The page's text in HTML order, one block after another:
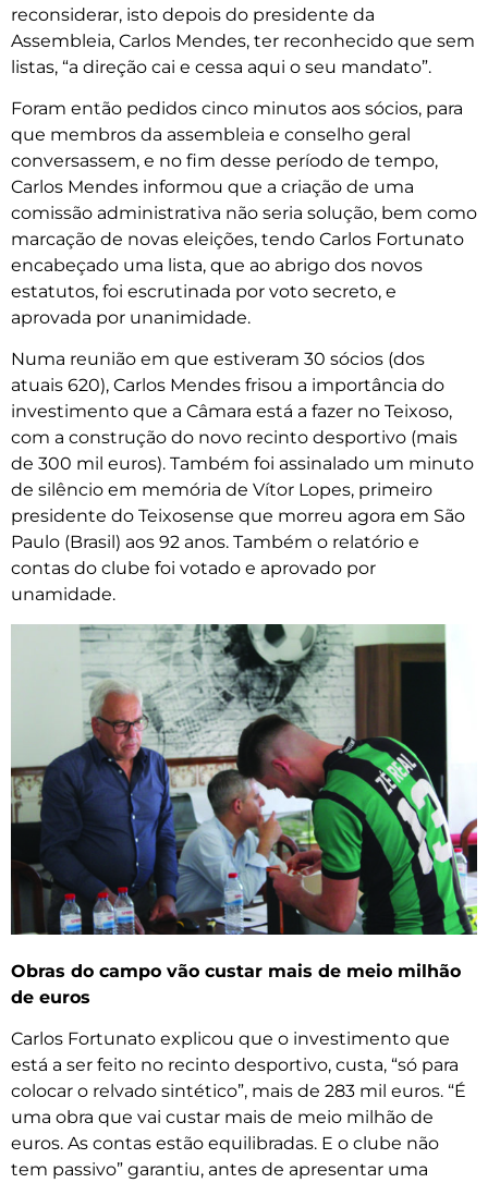
reconsiderar, isto depois do presidente da
Assembleia, Carlos Mendes, ter reconhecido que sem
listas, “a direção cai e cessa aqui o seu mandato”.
Foram então pedidos cinco minutos aos sócios, para
que membros da assembleia e conselho geral
conversassem, e no fim desse período de tempo,
Carlos Mendes informou que a criação de uma
comissão administrativa não seria solução, bem como
marcação de novas eleições, tendo Carlos Fortunato
encabeçado uma lista, que ao abrigo dos novos
estatutos, foi escrutinada por voto secreto, e
aprovada por unanimidade.
Numa reunião em que estiveram 30 sócios (dos
atuais 620), Carlos Mendes frisou a importância do
investimento que a Câmara está a fazer no Teixoso,
com a construção do novo recinto desportivo (mais
de 300 mil euros). Também foi assinalado um minuto
de silêncio em memória de Vítor Lopes, primeiro
presidente do Teixosense que morreu agora em São
Paulo (Brasil) aos 92 anos. Também o relatório e
contas do clube foi votado e aprovado por
unamidade.
Obras do campo vão custar mais de meio milhão
de euros
Carlos Fortunato explicou que o investimento que
está a ser feito no recinto desportivo, custa, “só para
colocar o relvado sintético”, mais de 283 mil euros. “É
uma obra que vai custar mais de meio milhão de
euros. As contas estão equilibradas. E o clube não
tem passivo” garantiu, antes de apresentar uma